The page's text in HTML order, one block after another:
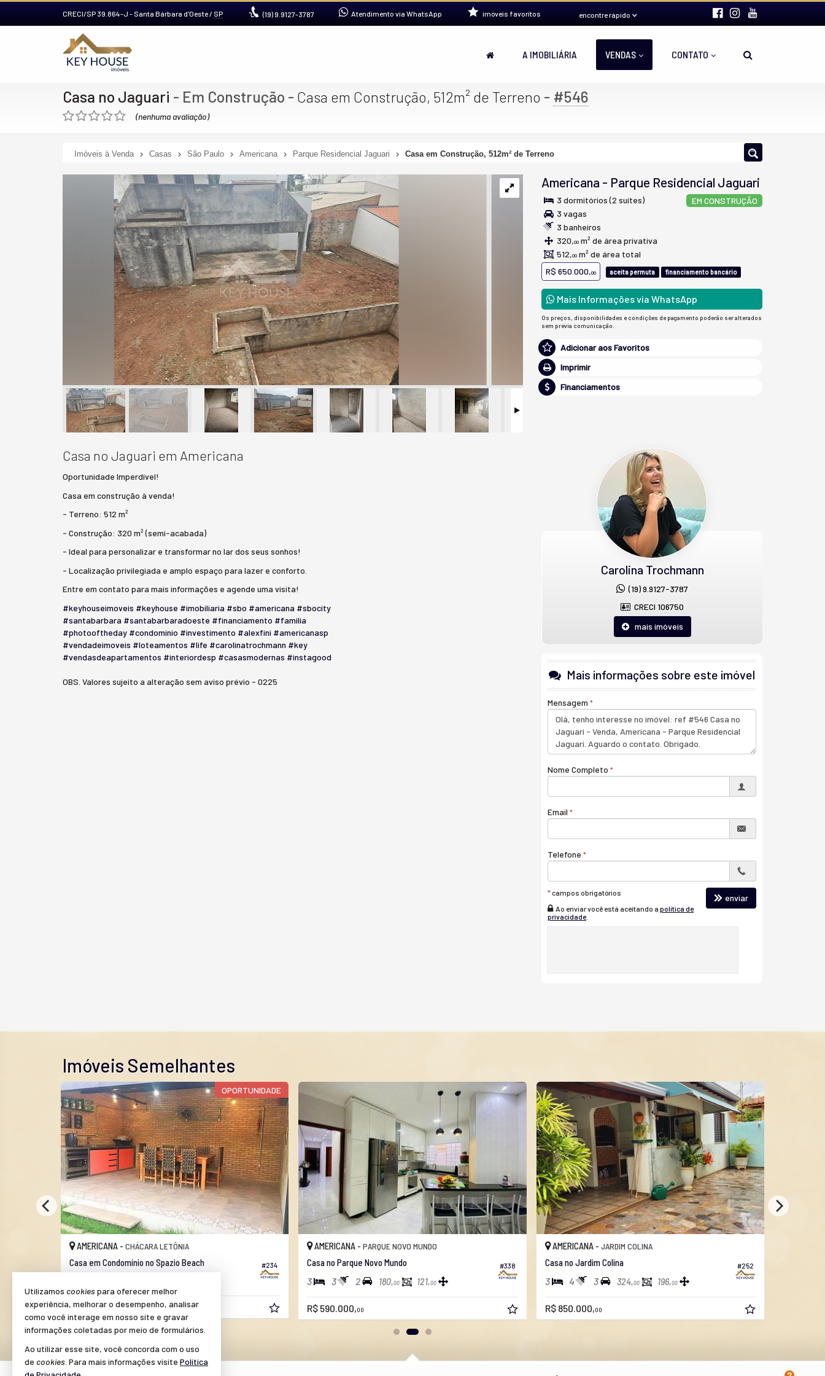
CRECI/SP 39.864-J - Santa Bárbara d'Oeste / SP (19)9.9127-3787 Atendimento via WhatsApp encontre rápido
imóveis favoritos
A IMOBILIÁRIA VENDAS CONTATO
Casa no Jaguari - Em Construção - Casa em Construção, 512m² de Terreno - #546
(nenhuma avaliação)
Imóveis à Venda Casas São Paulo Americana Parque Residencial Jaguari Casa em Construção, 512m² de Terreno
Americana - Parque Residencial Jaguari
EM CONSTRUÇÃO
3 dormitórios (2 suítes)
3 vagas
3 banheiros
320,00 m² de área privativa
512,00 m² de área total
R$ 650.000,00 aceita permuta financiamento bancário
Mais Informações via WhatsApp
Os preços, disponibilidades e condições de pagamento poderão ser alterados
sem prévia comunicação.
Adicionar aos Favoritos
Imprimir
Financiamentos
Casa no Jaguari em Americana
Oportunidade Imperdível!
Casa em construção à venda!
- Terreno: 512 m²
- Construção: 320 m² (semi-acabada)
- Ideal para personalizar e transformar no lar dos seus sonhos!
- Localização privilegiada e amplo espaço para lazer e conforto.
Entre em contato para mais informações e agende uma visita!
#keyhouseimoveis #keyhouse #imobiliaria #sbo #americana #sbocity
#santabarbara #santabarbaradoeste #financiamento #familia
#photooftheday #condominio #investimento #alexfini #americanasp
#vendadeimoveis #loteamentos #life #carolinatrochmann #key
#vendasdeapartamentos #interiordesp #casasmodernas #instagood
OBS. Valores sujeito a alteração sem aviso prévio - 0225
Carolina Trochmann
(19) 9.9127-3787
CRECI 106750
mais imóveis
Mais informações sobre este imóvel
Mensagem
Nome Completo
Email
Telefone
*campos obrigatórios
Ao enviar você está aceitando a política de
privacidade.
enviar
Imóveis Semelhantes
#252 #407
AMERICANA -JARDIM BOER I
Casa no Jardim Boer
R$ 570.000,00
#311
AMERICANA -PARQUE DAS NAÇÕES
Casa no Parque Das Nações
3 3 3 150, 00
R$ 430.000,
AMERICANA -JARDIM GLÓRIA
Casa no Jardim Gloria
3 4 4 375,00
R$ 850.000,
Utilizamos cookiespara oferecer melhor
experiência, melhorar o desempenho, analisar
como você interage em nosso site e gravar
informações coletadas por meio de formulários.
Ao utilizar esse site, você concorda com o uso
de cookies . Para mais informações visite Política